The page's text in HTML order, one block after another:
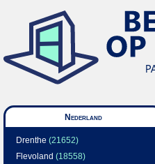
Nederland
Drenthe (21652)
Flevoland (18558)